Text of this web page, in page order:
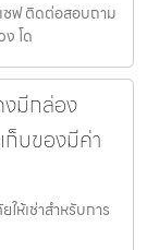
ซฟ ติดต่อสอบถาม
โด
มีกล่อง
ก็บของมีค่า
ห้เช่าสำหรับการ